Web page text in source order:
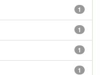
1
1
1
1